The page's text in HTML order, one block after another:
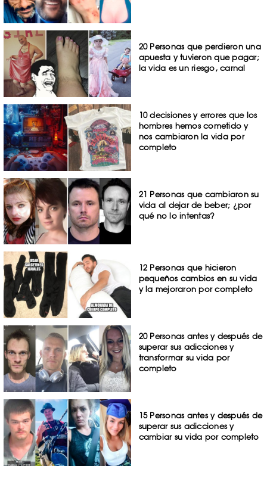
20 Personas que perdieron una
apuesta y tuvieron que pagar;
la vida es un riesgo, carnal
10 decisiones y errores que los
hombres hemos cometido y
nos cambiaron la vida por
completo
21 Personas que cambiaron su
vida al dejar de beber; ¿por
qué no lo intentas?
12 Personas que hicieron
pequeños cambios en su vida
y la mejoraron por completo
20 Personas antes y después de
superar sus adicciones y
transformar su vida por
completo
15 Personas antes y después de
superar sus adicciones y
cambiar su vida por completo